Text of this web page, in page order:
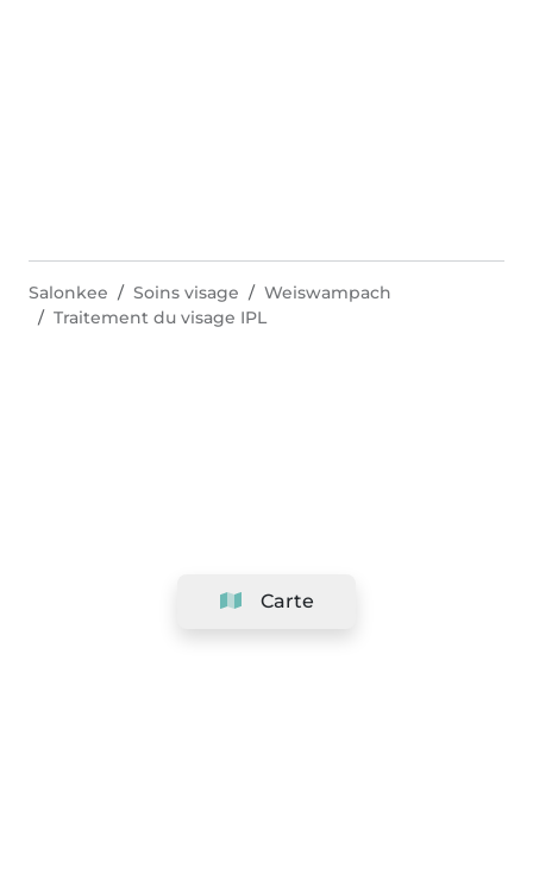
Carte
Salonkee Soins visage
Weiswampach
Traitement du visage IPL